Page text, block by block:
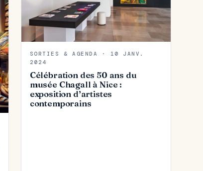
SORTIES & AGENDA · 10 JANV.
2024
Célébration des 50 ans du
musée Chagall à Nice :
exposition d’artistes
contemporains